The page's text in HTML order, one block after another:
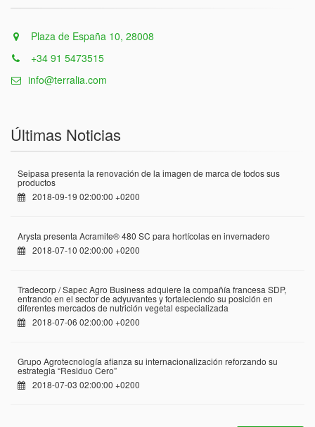
Plaza de España 10, 28008
+34 91 5473515
info@terralia.com
Últimas Noticias
Seipasa presenta la renovación de la imagen de marca de todos sus
productos
2018-09-19 02:00:00 +0200
Arysta presenta Acramite® 480 SC para hortícolas en invernadero
2018-07-10 02:00:00 +0200
Tradecorp / Sapec Agro Business adquiere la compañía francesa SDP,
entrando en el sector de adyuvantes y fortaleciendo su posición en
diferentes mercados de nutrición vegetal especializada
2018-07-06 02:00:00 +0200
Grupo Agrotecnología afianza su internacionalización reforzando su
estrategia “Residuo Cero”
2018-07-03 02:00:00 +0200